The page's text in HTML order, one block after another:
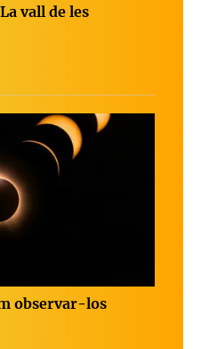
vall de les
observar-los